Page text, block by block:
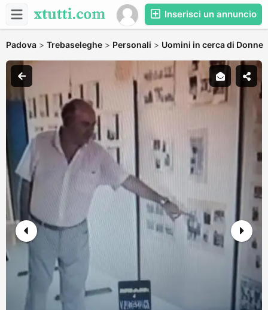
Inserisci un annuncio
Padova > Trebaseleghe > Personali > Uomini in cerca di Donne